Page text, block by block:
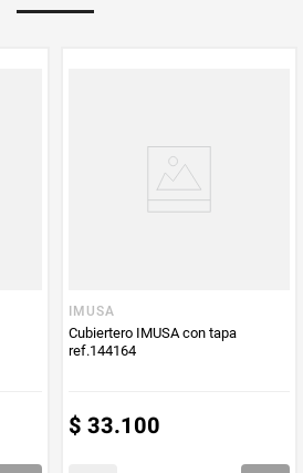
¡Esto garantiza toda la practicidad
IMUSA
Cubiertero IMUSA con tapa
ref.144164
$ 33.100